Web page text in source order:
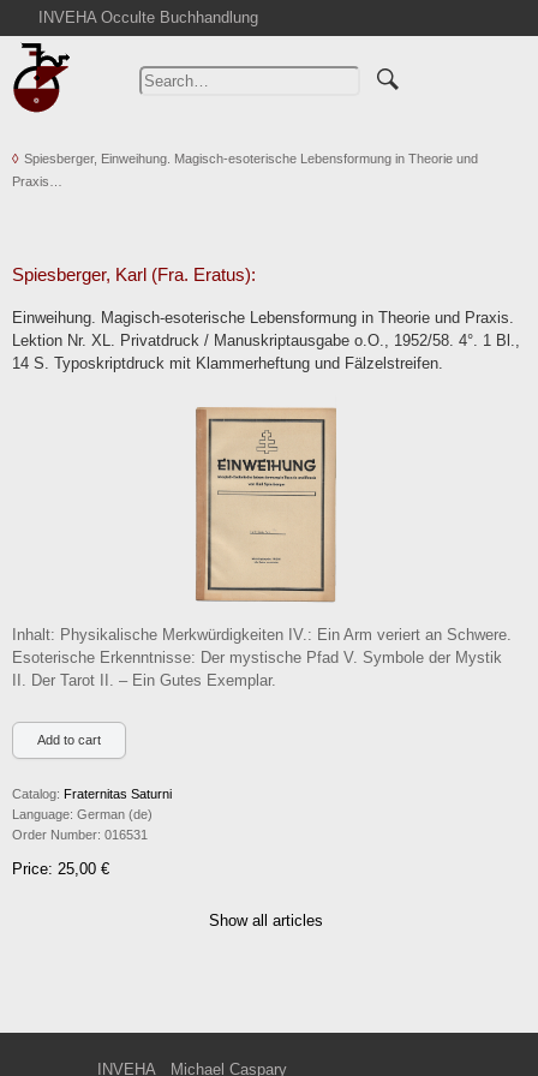
INVEHA Occulte Buchhandlung
Home
Advanced Search
Cart
Abbreviations
Contact
Terms
Spiesberger, Einweihung. Magisch-esoterische Lebensformung in Theorie und
Praxis…
Spiesberger, Karl (Fra. Eratus):
Einweihung. Magisch-esoterische Lebensformung in Theorie und Praxis.
Lektion Nr. XL. Privatdruck / Manuskriptausgabe o.O., 1952/58. 4°. 1 Bl.,
14 S. Typoskriptdruck mit Klammerheftung und Fälzelstreifen.
Inhalt: Physikalische Merkwürdigkeiten IV.: Ein Arm veriert an Schwere.
Esoterische Erkenntnisse: Der mystische Pfad V. Symbole der Mystik
II. Der Tarot II. – Ein Gutes Exemplar.
Catalog: Fraternitas Saturni
Language: German (de)
Order Number: 016531
Price: 25,00 €
Show all articles
INVEHA Michael Caspary